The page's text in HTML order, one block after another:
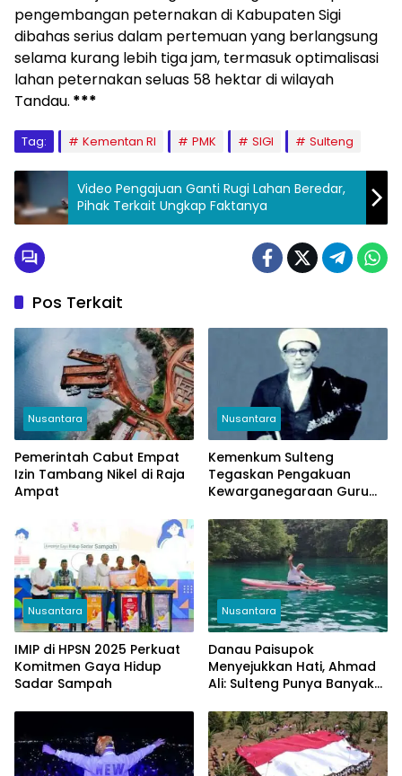
pengembangan peternakan di Kabupaten Sigi
dibahas serius dalam pertemuan yang berlangsung
selama kurang lebih tiga jam, termasuk optimalisasi
lahan peternakan seluas 58 hektar di wilayah
Tandau. ***
Tag: Kementan RI PMK SIGI Sulteng
Video Pengajuan Ganti Rugi Lahan Beredar,
Pihak Terkait Ungkap Faktanya
Pos Terkait
Nusantara
Pemerintah Cabut Empat
Izin Tambang Nikel di Raja
Ampat
Nusantara
Kemenkum Sulteng
Tegaskan Pengakuan
Kewarganegaraan Guru
Nusantara
IMIP di HPSN 2025 Perkuat
Komitmen Gaya Hidup
Sadar Sampah
Nusantara
Danau Paisupok
Menyejukkan Hati, Ahmad
Ali: Sulteng Punya Banyak